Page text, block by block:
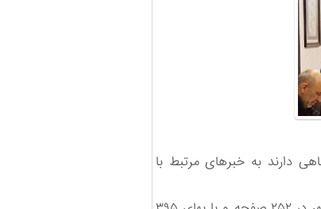
دارند به خبرهای مرتبط با